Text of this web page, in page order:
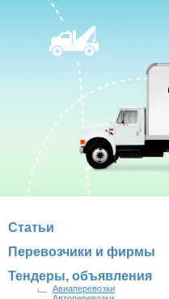
Статьи
Перевозчики и фирмы
Тендеры, объявления
Авиаперевозки